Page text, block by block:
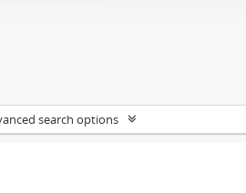
search options